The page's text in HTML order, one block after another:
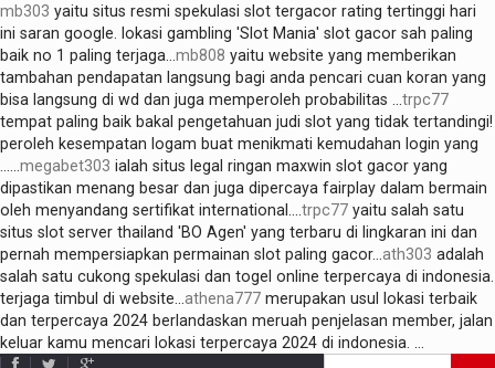
mb303 yaitu situs resmi spekulasi slot tergacor rating tertinggi hari
ini saran google. lokasi gambling 'Slot Mania' slot gacor sah paling
baik no 1 paling terjaga... mb808 yaitu website yang memberikan
tambahan pendapatan langsung bagi anda pencari cuan koran yang
bisa langsung di wd dan juga memperoleh probabilitas ... trpc77
tempat paling baik bakal pengetahuan judi slot yang tidak tertandingi!
peroleh kesempatan logam buat menikmati kemudahan login yang
megabet303 ialah situs legal ringan maxwin slot gacor yang
dipastikan menang besar dan juga dipercaya fairplay dalam bermain
oleh menyandang sertifikat international.... trpc77 yaitu salah satu
situs slot server thailand 'BO Agen' yang terbaru di lingkaran ini dan
pernah mempersiapkan permainan slot paling gacor... ath303 adalah
salah satu cukong spekulasi dan togel online terpercaya di indonesia.
terjaga timbul di website... athena777 merupakan usul lokasi terbaik
dan terpercaya 2024 berlandaskan meruah penjelasan member, jalan
keluar kamu mencari lokasi terpercaya 2024 di indonesia. ...